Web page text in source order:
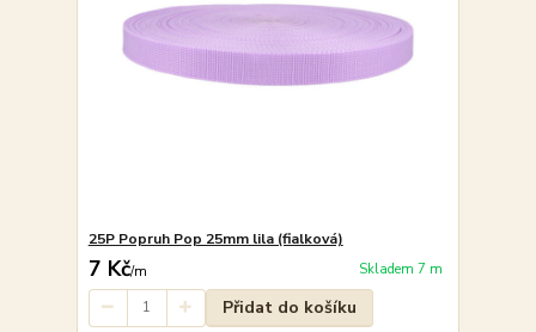
25P Popruh Pop 25mm lila (fialková)
7 Kč/m Skladem 7 m
Přidat do košíku